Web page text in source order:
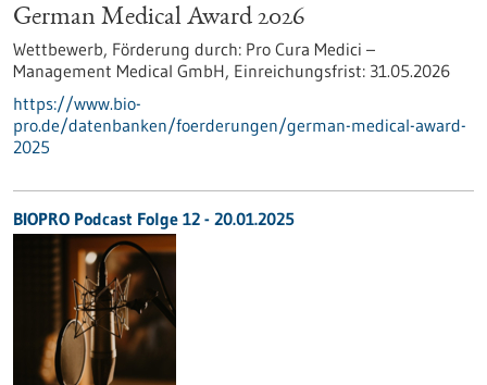
German Medical Award 2026
Wettbewerb, Förderung durch: Pro Cura Medici –
Management Medical GmbH, Einreichungsfrist: 31.05.2026
https://www.bio-
pro.de/datenbanken/foerderungen/german-medical-award-
2025
BIOPRO Podcast Folge 12 - 20.01.2025